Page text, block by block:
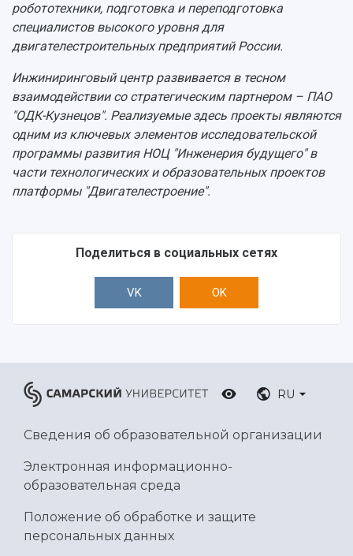
робототехники, подготовка и переподготовка
специалистов высокого уровня для
двигателестроительных предприятий России.
Инжиниринговый центр развивается в тесном
взаимодействии со стратегическим партнером – ПАО
"ОДК-Кузнецов". Реализуемые здесь проекты являются
одним из ключевых элементов исследовательской
программы развития НОЦ "Инженерия будущего" в
части технологических и образовательных проектов
платформы "Двигателестроение".
Поделиться в социальных сетях
VK OK
RU
Сведения об образовательной организации
Электронная информационно-
образовательная среда
Положение об обработке и защите
персональных данных